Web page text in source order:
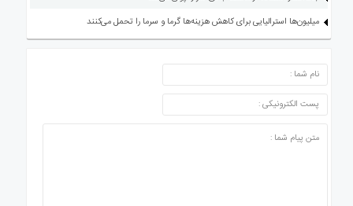
میلیون‌ها استرالیایی برای کاهش هزینه‌ها گرما و سرما را تحمل می‌کنند
ارسال دیدگاه